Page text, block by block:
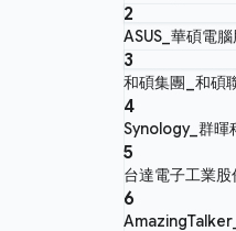
2
ASUS_華碩電
3
和碩集團_和碩
4
Synology_群暉
5
台達電子工業股
6